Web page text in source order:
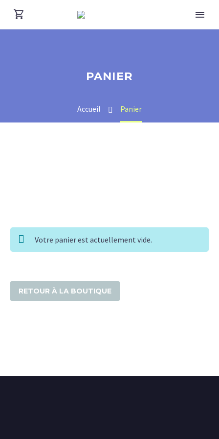
PANIER
Accueil Panier
Votre panier est actuellement vide.
RETOUR À LA BOUTIQUE